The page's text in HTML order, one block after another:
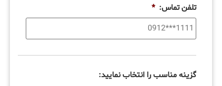
تلفن تماس: *
گزینه مناسب را انتخاب نمایید: